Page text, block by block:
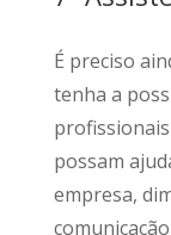
É preciso
tenha a
possam
empresa,